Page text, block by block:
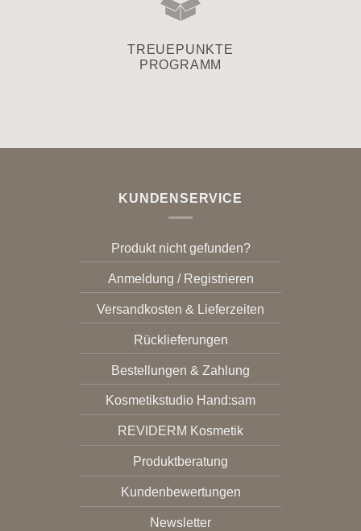
TREUEPUNKTE
PROGRAMM
KUNDENSERVICE
Produkt nicht gefunden?
Anmeldung / Registrieren
Versandkosten & Lieferzeiten
Rücklieferungen
Bestellungen & Zahlung
Kosmetikstudio Hand:sam
REVIDERM Kosmetik
Produktberatung
Kundenbewertungen
Newsletter